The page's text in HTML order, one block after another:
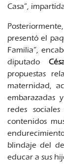
Casa”,
presentó el
Familia”,
diputado
propuestas
maternidad,
embarazadas
redes
contenidos
blindaje del
educar a sus